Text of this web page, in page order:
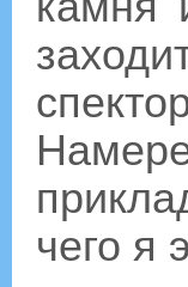
чего я